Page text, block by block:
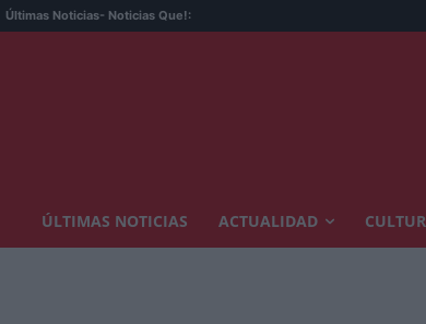
Últimas Noticias- Noticias Que!:
ÚLTIMAS NOTICIAS ACTUALIDAD